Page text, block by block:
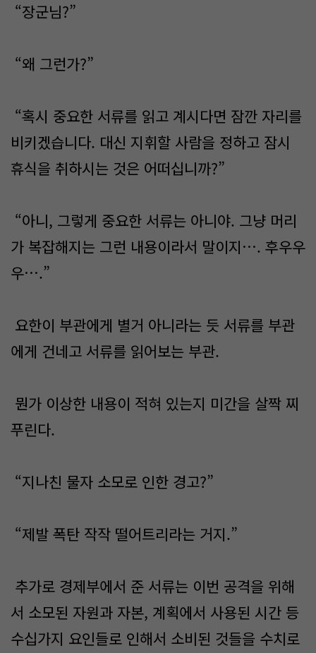
“장군님?”
“왜 그런가?”
“혹시 중요한 서류를 읽고 계시다면 잠깐 자리를
비키겠습니다. 대신 지휘할 사람을 정하고 잠시
휴식을 취하시는 것은 어떠십니까?”
“아니, 그렇게 중요한 서류는 아니야. 그냥 머리
가 복잡해지는 그런 내용이라서 말이지…. 후우우
우….”
요한이 부관에게 별거 아니라는 듯 서류를 부관
에게 건네고 서류를 읽어보는 부관.
뭔가 이상한 내용이 적혀 있는지 미간을 살짝 찌
푸린다.
“지나친 물자 소모로 인한 경고?”
“제발 폭탄 작작 떨어트리라는 거지.”
추가로 경제부에서 준 서류는 이번 공격을 위해
서 소모된 자원과 자본, 계획에서 사용된 시간 등
수십가지 요인들로 인해서 소비된 것들을 수치로